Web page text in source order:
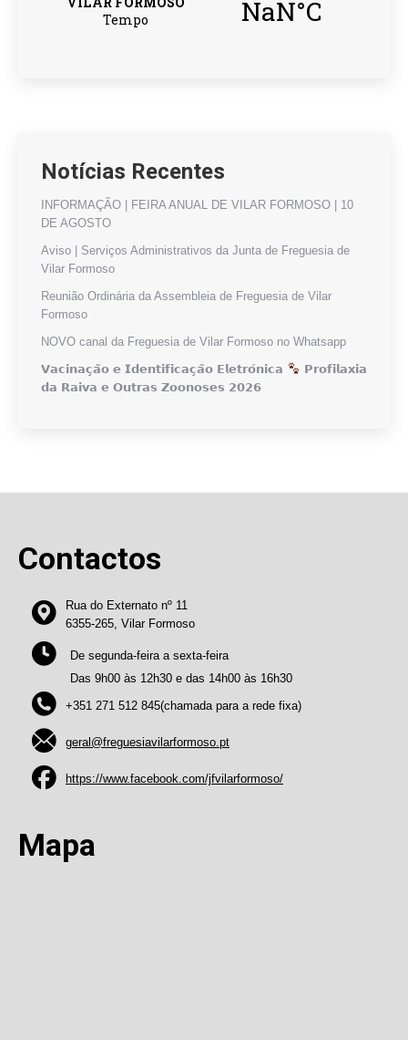
Notícias Recentes
INFORMAÇÃO | FEIRA ANUAL DE VILAR FORMOSO | 10
DE AGOSTO
Aviso | Serviços Administrativos da Junta de Freguesia de
Vilar Formoso
Reunião Ordinária da Assembleia de Freguesia de Vilar
Formoso
NOVO canal da Freguesia de Vilar Formoso no Whatsapp
𝗩𝗮𝗰𝗶𝗻𝗮𝗰̧𝗮̃𝗼 𝗲 𝗜𝗱𝗲𝗻𝘁𝗶𝗳𝗶𝗰𝗮𝗰̧𝗮̃𝗼 𝗘𝗹𝗲𝘁𝗿𝗼́𝗻𝗶𝗰𝗮
𝗣𝗿𝗼𝗳𝗶𝗹𝗮𝘅𝗶𝗮
𝗱𝗮 𝗥𝗮𝗶𝘃𝗮 𝗲 𝗢𝘂𝘁𝗿𝗮𝘀 𝗭𝗼𝗼𝗻𝗼𝘀𝗲𝘀 𝟮𝟬𝟮𝟲
Contactos
Rua do Externato nº 11
6355-265, Vilar Formoso
De segunda-feira a sexta-feira
Das 9h00 às 12h30 e das 14h00 às 16h30
+351 271 512 845(chamada para a rede fixa)
geral@freguesiavilarformoso.pt
https://www.facebook.com/jfvilarformoso/
Mapa